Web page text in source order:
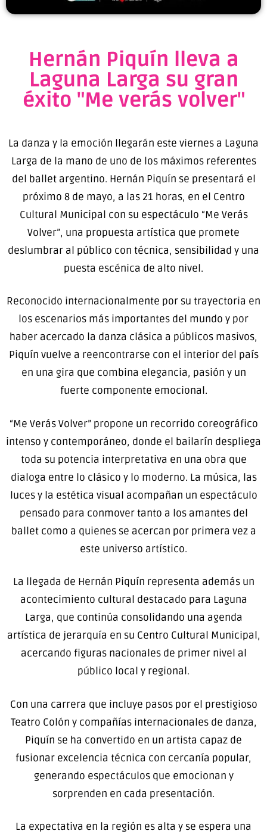
Hernán Piquín lleva a
Laguna Larga su gran
éxito "Me verás volver"
La danza y la emoción llegarán este viernes a Laguna
Larga de la mano de uno de los máximos referentes
del ballet argentino. Hernán Piquín se presentará el
próximo 8 de mayo, a las 21 horas, en el Centro
Cultural Municipal con su espectáculo “Me Verás
Volver”, una propuesta artística que promete
deslumbrar al público con técnica, sensibilidad y una
puesta escénica de alto nivel.
Reconocido internacionalmente por su trayectoria en
los escenarios más importantes del mundo y por
haber acercado la danza clásica a públicos masivos,
Piquín vuelve a reencontrarse con el interior del país
en una gira que combina elegancia, pasión y un
fuerte componente emocional.
“Me Verás Volver” propone un recorrido coreográfico
intenso y contemporáneo, donde el bailarín despliega
toda su potencia interpretativa en una obra que
dialoga entre lo clásico y lo moderno. La música, las
luces y la estética visual acompañan un espectáculo
pensado para conmover tanto a los amantes del
ballet como a quienes se acercan por primera vez a
este universo artístico.
La llegada de Hernán Piquín representa además un
acontecimiento cultural destacado para Laguna
Larga, que continúa consolidando una agenda
artística de jerarquía en su Centro Cultural Municipal,
acercando figuras nacionales de primer nivel al
público local y regional.
Con una carrera que incluye pasos por el prestigioso
Teatro Colón y compañías internacionales de danza,
Piquín se ha convertido en un artista capaz de
fusionar excelencia técnica con cercanía popular,
generando espectáculos que emocionan y
sorprenden en cada presentación.
La expectativa en la región es alta y se espera una